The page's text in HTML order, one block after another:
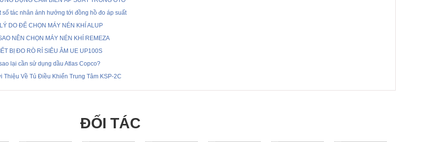
số tác nhân ảnh hưởng tới đồng hồ đo áp suất
DO ĐỂ CHỌN MÁY NÉN KHÍ ALUP
NÊN CHỌN MÁY NÉN KHÍ REMEZA
BỊ ĐO RÒ RỈ SIÊU ÂM UE UP100S
lại cần sử dụng dầu Atlas Copco?
Thiệu Về Tủ Điều Khiển Trung Tâm KSP-2C
ĐỐI TÁC